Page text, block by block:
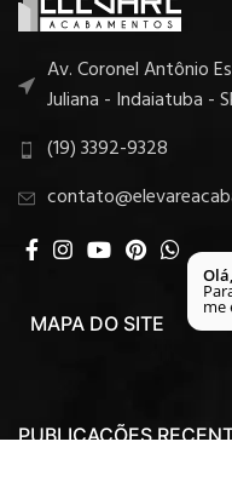
Av. Coronel Antônio
Juliana - Indaiatuba -
(19) 3392-9328
MAPA DO SITE
PUBLICAÇÕES